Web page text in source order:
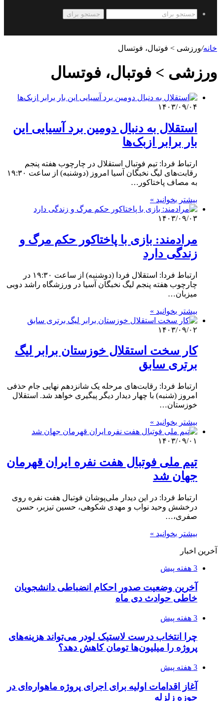
جستجو برای
خانه/ورزشی > فوتبال، فوتسال
ورزشی > فوتبال، فوتسال
۱۴۰۳/۰۹/۰۴
استقلال به دنبال دومین برد آسیایی این
بار برابر ازبک‌ها
ارتباط فردا: تیم فوتبال استقلال در چارچوب هفته پنجم
رقابت‌های لیگ نخبگان آسیا امروز (دوشنبه) از ساعت ۱۹:۳۰
به مصاف پاختاکور…
بیشتر بخوانید »
۱۴۰۳/۰۹/۰۳
مرادمند: بازی با پاختاکور حکم مرگ و
زندگی دارد
ارتباط فردا: استقلال فردا (دوشنبه) از ساعت ۱۹:۳۰ در
چارچوب هفته پنجم لیگ نخبگان آسیا در ورزشگاه راشد دوبی
میزبان…
بیشتر بخوانید »
۱۴۰۳/۰۹/۰۲
کار سخت استقلال خوزستان برابر لیگ
برتری سابق
ارتباط فردا: رقابت‌های مرحله یک شانزدهم نهایی جام حذفی
امروز (شنبه) با چهار دیدار دیگر پیگیری خواهد شد. استقلال
خوزستان…
بیشتر بخوانید »
۱۴۰۳/۰۹/۰۱
تیم ملی فوتبال هفت نفره ایران قهرمان
جهان شد
ارتباط فردا: در این دیدار ملی‌پوشان فوتبال هفت نفره روی
درخشش وحید نواب و مهدی شکوهی، حسین تیزبر، حسن
صفری،…
بیشتر بخوانید »
آخرین اخبار
3 هفته پیش
آخرین وضعیت صدور احکام انضباطی دانشجویان
خاطی حوادث دی ماه
3 هفته پیش
چرا انتخاب درست لاستیک لودر می‌تواند هزینه‌های
پروژه را میلیون‌ها تومان کاهش دهد؟
3 هفته پیش
آغاز اقدامات اولیه برای اجرای پروژه ماهواره‌ای در
حوزه زلزله